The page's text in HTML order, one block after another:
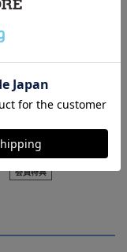
【S～4XL】2026/27ユニ
フォーム オーセンティッ
会員特典